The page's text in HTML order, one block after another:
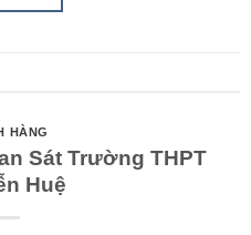
HÀNG
Sát Trường THPT
Huệ